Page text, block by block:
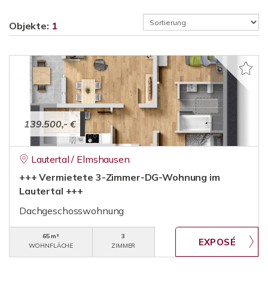
Objekte: 1
139.500,- €
Lautertal / Elmshausen
+++ Vermietete 3-Zimmer-DG-Wohnung im
Lautertal +++
Dachgeschosswohnung
65 m²
WOHNFLÄCHE
3
ZIMMER